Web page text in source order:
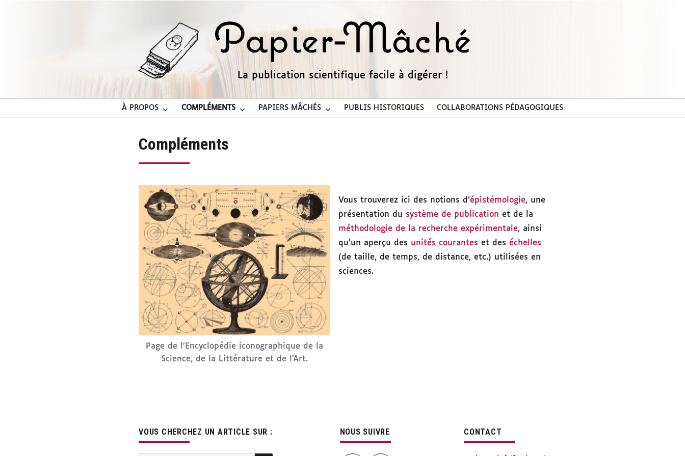
La publication scientifique facile à digérer !
À PROPOS COMPLÉMENTS PAPIERS MÂCHÉS PUBLIS HISTORIQUES COLLABORATIONS PÉDAGOGIQUES
Compléments
Page de l’Encyclopédie iconographique de la
Science, de la Littérature et de l’Art.
Vous trouverez ici des notions d’épistémologie, une
présentation du système de publication et de la
méthodologie de la recherche expérimentale, ainsi
qu’un aperçu des unités courantes et des échelles
(de taille, de temps, de distance, etc.) utilisées en
sciences.
VOUS CHERCHEZ UN ARTICLE SUR : NOUS SUIVRE CONTACT